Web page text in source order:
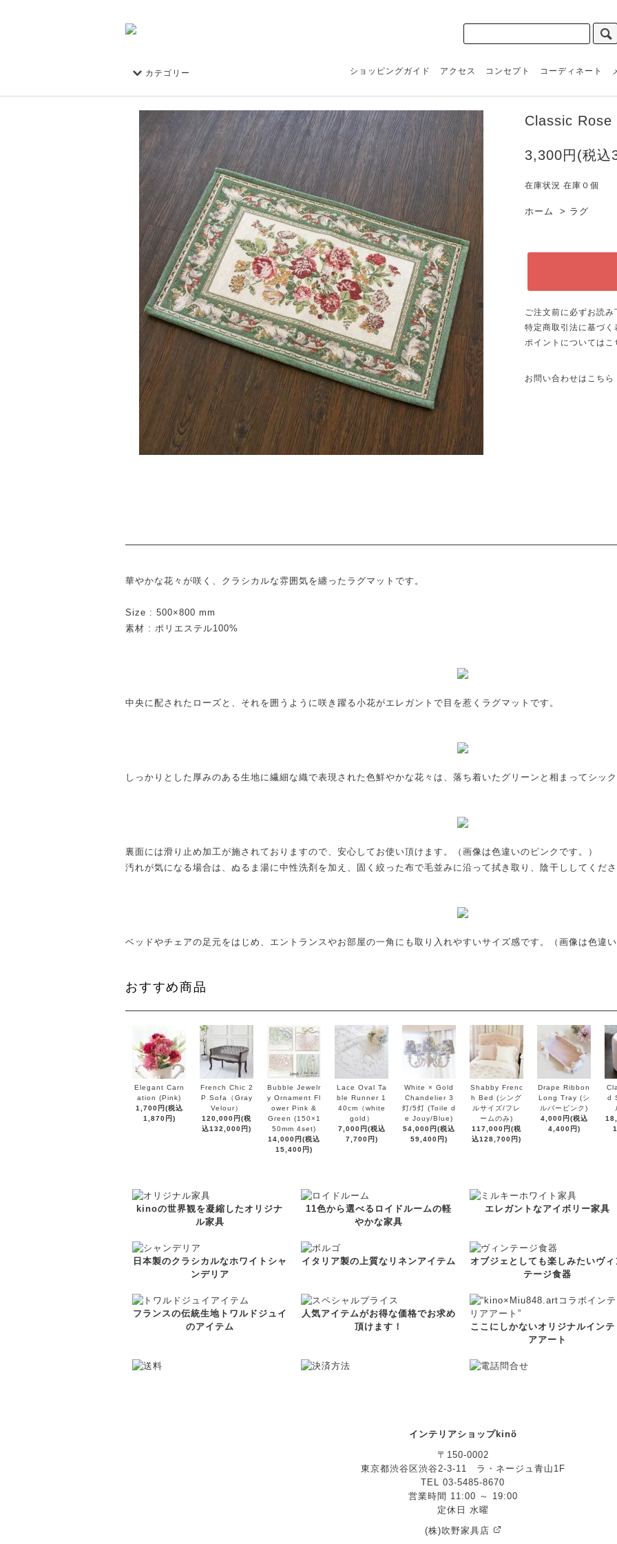
カテゴリー ショッピングガイド アクセス コンセプト コーディネート
Classic
3,300円(税込
在庫状況 在庫０個
ホーム > ラグ
ご注文前に必ずお読み
特定商取引法に基づく
ポイントについてはこ
お問い合わせはこちら
華やかな花々が咲く、クラシカルな雰囲気を纏ったラグマットです。
Size : 500×800 mm
素材 : ポリエステル100%
中央に配されたローズと、それを囲うように咲き躍る小花がエレガントで目を惹くラグマットです。
しっかりとした厚みのある生地に繊細な織で表現された色鮮やかな花々は、落ち着いたグリーンと相まってシック
裏面には滑り止め加工が施されておりますので、安心してお使い頂けます。（画像は色違いのピンクです。）
汚れが気になる場合は、ぬるま湯に中性洗剤を加え、固く絞った布で毛並みに沿って拭き取り、陰干ししてくださ
ベッドやチェアの足元をはじめ、エントランスやお部屋の一角にも取り入れやすいサイズ感です。（画像は色違い
おすすめ商品
Elegant Carn
ation (Pink)
1,700円(税込
1,870円)
French Chic 2
P Sofa（Gray
Velour）
120,000円(税
込132,000円)
Bubble Jewelr
y Ornament Fl
ower Pink &
Green (150×1
50mm 4set)
14,000円(税込
15,400円)
Lace Oval Ta
ble Runner 1
40cm（white
gold）
7,000円(税込
7,700円)
White × Gold
Chandelier 3
灯/5灯 (Toile d
e Jouy/Blue)
54,000円(税込
59,400円)
Shabby Frenc
h Bed (シング
ルサイズ/フレ
ームのみ)
117,000円(税
込128,700円)
Drape Ribbon
Long Tray (シ
ルバーピンク)
4,000円(税込
4,400円)
d
kinoの世界観を凝縮したオリジナ
ル家具
11色から選べるロイドルームの軽
やかな家具
エレガントなアイボリー家具
日本製のクラシカルなホワイトシャ
ンデリア
イタリア製の上質なリネンアイテム
オブジェとしても楽しみたいヴィ
テージ食器
フランスの伝統生地トワルドジュイ
のアイテム
人気アイテムがお得な価格でお求め
頂けます！
ここにしかないオリジナルインテ
アアート
インテリアショップkinö
〒150-0002
東京都渋谷区渋谷2-3-11 ラ・ネージュ青山1F
TEL 03-5485-8670
営業時間 11:00 ～ 19:00
定休日 水曜
(株)吹野家具店